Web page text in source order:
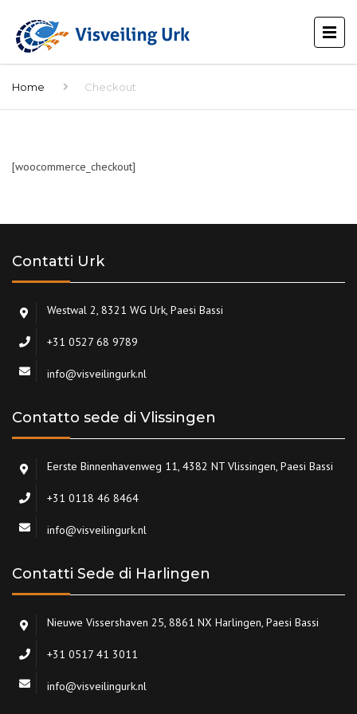
Home Checkout
[woocommerce_checkout]
Contatti Urk
Westwal 2, 8321 WG Urk, Paesi Bassi
+31 0527 68 9789
info@visveilingurk.nl
Contatto sede di Vlissingen
Eerste Binnenhavenweg 11, 4382 NT Vlissingen, Paesi Bassi
+31 0118 46 8464
info@visveilingurk.nl
Contatti Sede di Harlingen
Nieuwe Vissershaven 25, 8861 NX Harlingen, Paesi Bassi
+31 0517 41 3011
info@visveilingurk.nl